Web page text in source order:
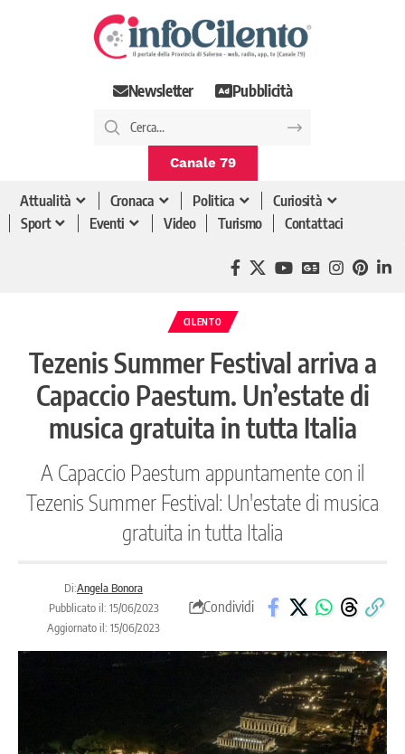
Newsletter Pubblicità
Canale 79
Attualità Cronaca Politica
Curiosità
Sport
Eventi Video Turismo Contattaci
CILENTO
Tezenis Summer Festival arriva a
Capaccio Paestum. Un’estate di
musica gratuita in tutta Italia
A Capaccio Paestum appuntamente con il
Tezenis Summer Festival: Un'estate di musica
gratuita in tutta Italia
Di:Angela Bonora
Pubblicato il: 15/06/2023
Aggiornato il: 15/06/2023
Condividi